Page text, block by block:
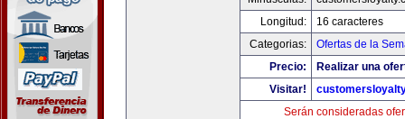
Longitud:
16 caracteres
Categorias:
Ofertas de la
Precio:
Realizar una
Visitar!
Serán consideradas